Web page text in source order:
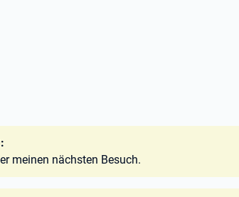
meinen nächsten Besuch.